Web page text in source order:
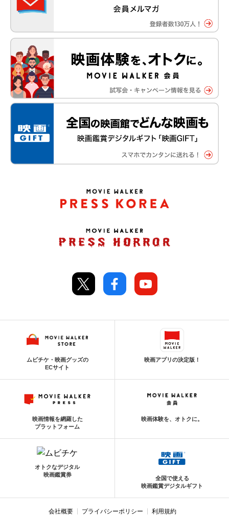
ムビチケ・映画グッズの
ECサイト
映画アプリの決定版！
映画情報を網羅した
プラットフォーム
映画体験を、オトクに。
オトクなデジタル
映画鑑賞券
全国で使える
映画鑑賞デジタルギフト
会社概要 プライバシーポリシー 利用規約